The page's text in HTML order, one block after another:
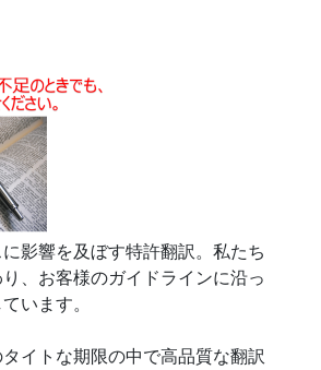
影響を及ぼす特許翻訳。私たち
、お客様のガイドラインに沿っ
います。
イトな期限の中で高品質な翻訳